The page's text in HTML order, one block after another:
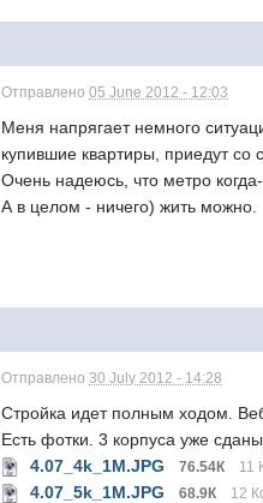
Отправлено05 June 2012 - 12:03
Меня напрягает немного
купившие квартиры, приедут со
Очень надеюсь, что метро
А в целом - ничего) жить можно.
Отправлено30 July 2012 - 14:28
Стройка идет полным ходом.
Есть фотки. 3 корпуса уже
4.07_4k_1M.JPG
76.54К 11
4.07_5k_1M.JPG 68.9К 12